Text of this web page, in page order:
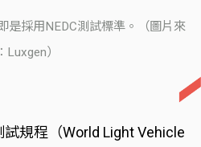
是採用NEDC測試標準。（圖片來
Luxgen）
規程（World Light Vehicle